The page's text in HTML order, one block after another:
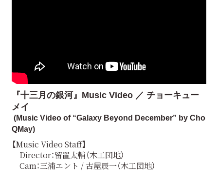
『十三月の銀河』Music Video ／ チョーキュー
メイ
(Music Video of “Galaxy Beyond December” by Cho
QMay)
【Music Video Staff】
Director：留置太輔（木工団地）
Cam：三浦エント / 古屋辰一（木工団地）